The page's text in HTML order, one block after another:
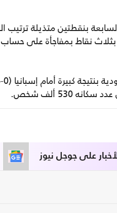
النهائيات في 2034، مشاركتها السابعة بنقطتين
الرأس الأخضر بثلاث نقاط بمفاجأة على حساب
ألف شخص.
على جوجل نيوز